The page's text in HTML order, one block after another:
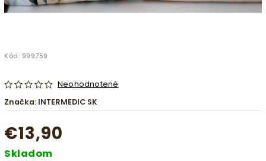
Kód: 999759
Neohodnotené
Značka: INTERMEDIC SK
€13,90
Skladom